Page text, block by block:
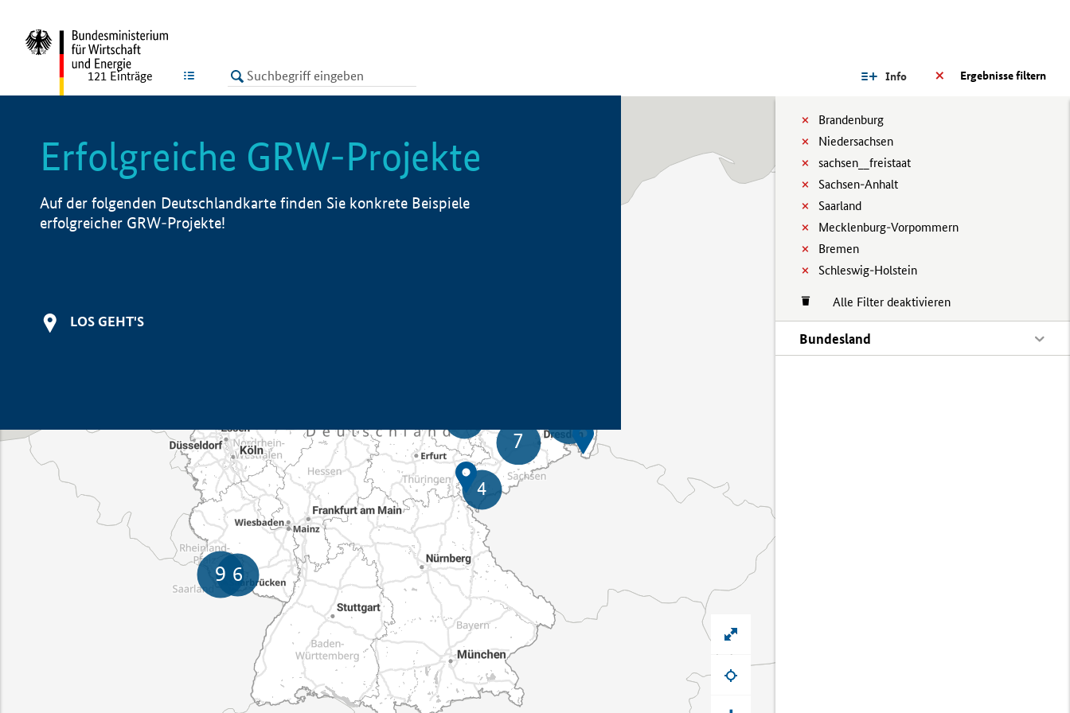
LISTE Ergebnisse filtern
Info
Brandenburg
Niedersachsen
sachsen__freistaat
Sachsen-Anhalt
Saarland
Mecklenburg-Vorpommern
Bremen
Schleswig-Holstein
Alle Filter deaktivieren
Bundesland
121 Einträge
Erfolgreiche GRW-Projekte
Auf der folgenden Deutschlandkarte finden Sie konkrete Beispiele
erfolgreicher GRW-Projekte!
LOS GEHT'S